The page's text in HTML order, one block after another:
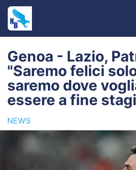
Home
News
Editoriale
Genoa - Lazio,
"Saremo felici
saremo dove
essere a fine
NEWS